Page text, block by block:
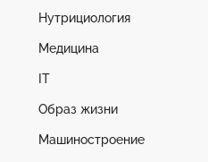
Нутрициология
Медицина
IT
Образ жизни
Машиностроение